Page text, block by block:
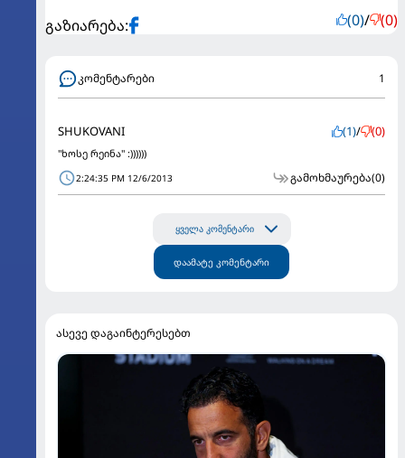
გაზიარება: (0)/ (0)
კომენტარები 1
SHUKOVANI (1)/ (0)
"ხოსე რეინა" :))))))
2:24:35 PM 12/6/2013 გამოხმაურება(0)
ყველა კომენტარი
დაამატე კომენტარი
ასევე დაგაინტერესებთ